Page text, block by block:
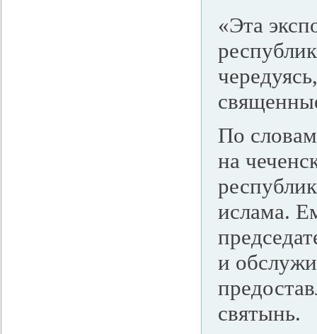
«Эта
По
на
ислама.
и
святынь.